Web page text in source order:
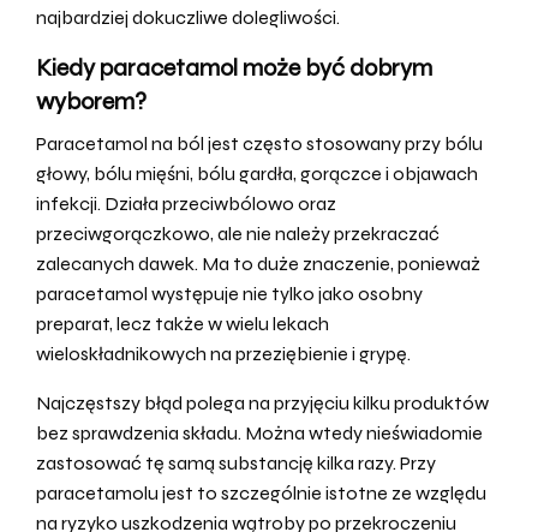
najbardziej dokuczliwe dolegliwości.
Kiedy paracetamol może być dobrym
wyborem?
Paracetamol na ból jest często stosowany przy bólu
głowy, bólu mięśni, bólu gardła, gorączce i objawach
infekcji. Działa przeciwbólowo oraz
przeciwgorączkowo, ale nie należy przekraczać
zalecanych dawek. Ma to duże znaczenie, ponieważ
paracetamol występuje nie tylko jako osobny
preparat, lecz także w wielu lekach
wieloskładnikowych na przeziębienie i grypę.
Najczęstszy błąd polega na przyjęciu kilku produktów
bez sprawdzenia składu. Można wtedy nieświadomie
zastosować tę samą substancję kilka razy. Przy
paracetamolu jest to szczególnie istotne ze względu
na ryzyko uszkodzenia wątroby po przekroczeniu